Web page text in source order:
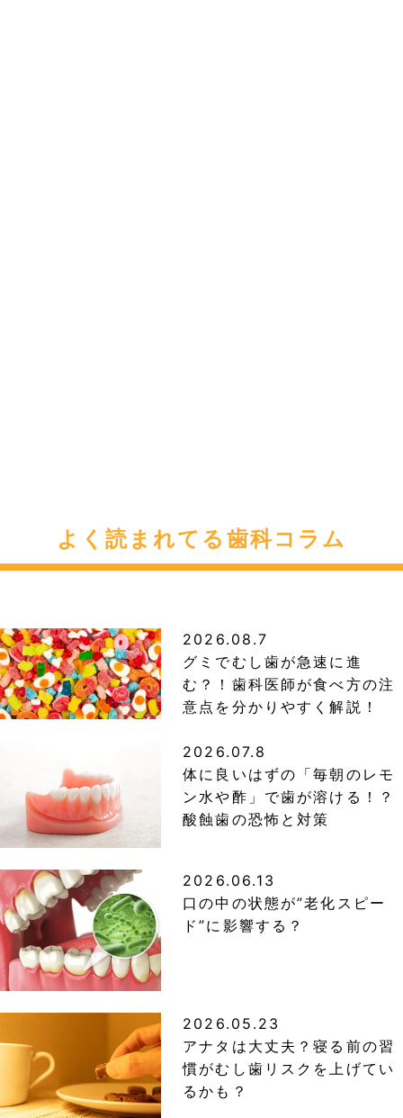
よく読まれてる歯科コラム
2026.08.7
グミでむし歯が急速に進
む？！歯科医師が食べ方の注
意点を分かりやすく解説！
2026.07.8
体に良いはずの「毎朝のレモ
ン水や酢」で歯が溶ける！？
酸蝕歯の恐怖と対策
2026.06.13
口の中の状態が”老化スピー
ド”に影響する？
2026.05.23
アナタは大丈夫？寝る前の習
慣がむし歯リスクを上げてい
るかも？